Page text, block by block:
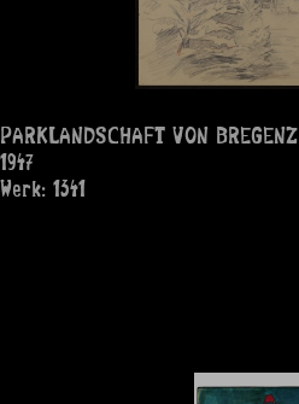
PARKLANDSCHAFT VON BREGENZ
1947
Werk: 1341